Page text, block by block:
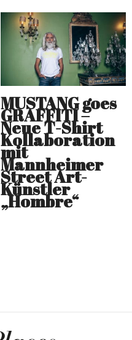
MUSTANG goes
GRAFFITI –
Neue T-Shirt
Kollaboration
mit
Mannheimer
Street Art-
Künstler
„Hombre“